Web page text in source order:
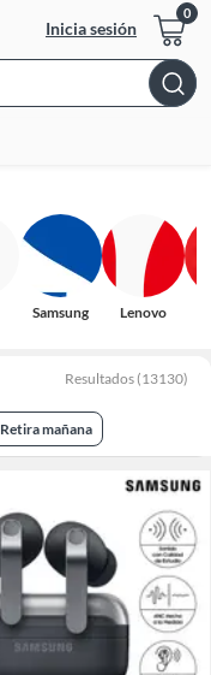
Inicia sesión
Samsung Lenovo
Resultados (13130)
Retira mañana